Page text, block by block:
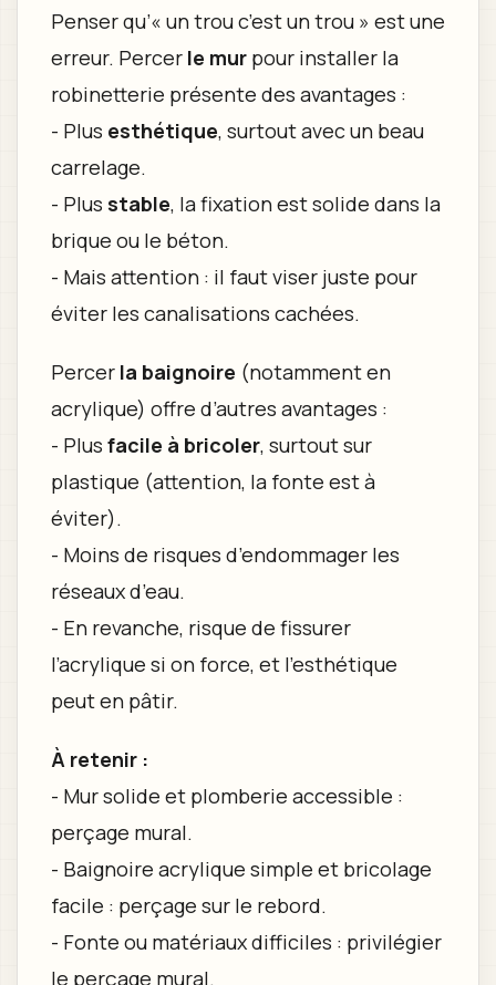
Penser qu’« un trou c’est un trou » est une
erreur. Percer le murpour installer la
robinetterie présente des avantages :
- Plus esthétique, surtout avec un beau
carrelage.
- Plus stable, la fixation est solide dans la
brique ou le béton.
- Mais attention : il faut viser juste pour
éviter les canalisations cachées.
Percer la baignoire (notamment en
acrylique) offre d’autres avantages :
- Plus facile à bricoler, surtout sur
plastique (attention, la fonte est à
éviter).
- Moins de risques d’endommager les
réseaux d’eau.
- En revanche, risque de fissurer
l’acrylique si on force, et l’esthétique
peut en pâtir.
À retenir :
- Mur solide et plomberie accessible :
perçage mural.
- Baignoire acrylique simple et bricolage
facile : perçage sur le rebord.
- Fonte ou matériaux difficiles : privilégier
le perçage mural.